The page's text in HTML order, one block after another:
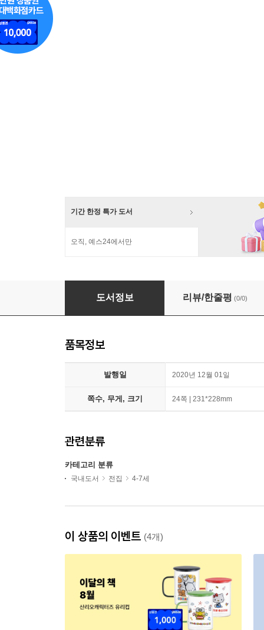
기간 한정 특가 도서
오직, 예스24에서만
타요타요A + 타요타요B 전20권
도서정보 리뷰/한줄평 (0/0)
품목정보
발행일 2020년 12월 01일
쪽수, 무게, 크기 24쪽 | 231*228mm
관련분류
카테고리 분류
국내도서 전집 4-7세
이 상품의 이벤트 (4개)